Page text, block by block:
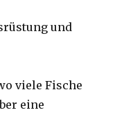
und
viele Fische
eine